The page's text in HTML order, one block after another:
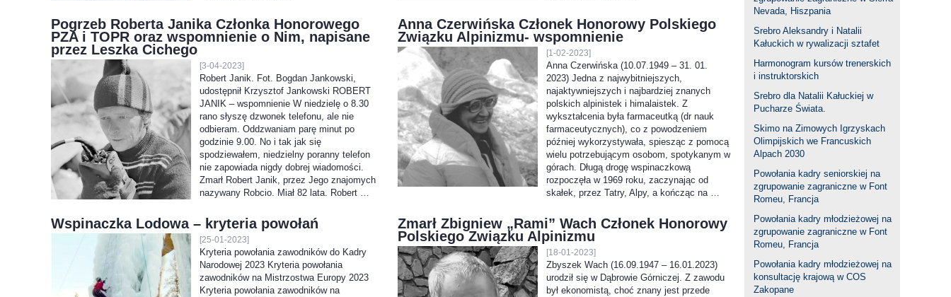
Nevada, Hiszpania
Srebro Aleksandry i Natalii
Kałuckich w rywalizacji sztafet
Harmonogram kursów trenerskich
i instruktorskich
Srebro dla Natalii Kałuckiej w
Pucharze Świata.
Skimo na Zimowych Igrzyskach
Olimpijskich we Francuskich
Alpach 2030
Powołania kadry seniorskiej na
zgrupowanie zagraniczne w Font
Romeu, Francja
Powołania kadry młodzieżowej na
zgrupowanie zagraniczne w Font
Romeu, Francja
Powołania kadry młodzieżowej na
konsultację krajową w COS
Zakopane
Pogrzeb Roberta Janika Członka Honorowego
PZA i TOPR oraz wspomnienie o Nim, napisane
przez Leszka Cichego
[3-04-2023]
Robert Janik. Fot. Bogdan Jankowski,
udostępnił Krzysztof Jankowski ROBERT
JANIK – wspomnienie W niedzielę o 8.30
rano słyszę dzwonek telefonu, ale nie
odbieram. Oddzwaniam parę minut po
godzinie 9.00. No i tak jak się
spodziewałem, niedzielny poranny telefon
nie zapowiada nigdy dobrej wiadomości.
Zmarł Robert Janik, przez Jego znajomych
nazywany Robcio. Miał 82 lata. Robert …
Anna Czerwińska Członek Honorowy Polskiego
Związku Alpinizmu- wspomnienie
[1-02-2023]
Anna Czerwińska (10.07.1949 – 31. 01.
2023) Jedna z najwybitniejszych,
najaktywniejszych i najbardziej znanych
polskich alpinistek i himalaistek. Z
wykształcenia była farmaceutką (dr nauk
farmaceutycznych), co z powodzeniem
później wykorzystywała, spiesząc z pomocą
wielu potrzebującym osobom, spotykanym w
górach. Długą drogę wspinaczkową
rozpoczęła w 1969 roku, zaczynając od
skałek, przez Tatry, Alpy, a kończąc na …
Wspinaczka Lodowa – kryteria powołań
[25-01-2023]
Kryteria powołania zawodników do Kadry
Narodowej 2023 Kryteria powołania
zawodników na Mistrzostwa Europy 2023
Kryteria powołania zawodników na
Zmarł Zbigniew „Rami” Wach Członek Honorowy
Polskiego Związku Alpinizmu
[18-01-2023]
Zbyszek Wach (16.09.1947 – 16.01.2023)
urodził się w Dąbrowie Górniczej. Z zawodu
był ekonomistą, choć znany jest przede